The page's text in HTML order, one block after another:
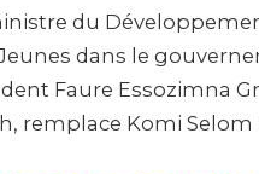
du
dans le
Faure Essozimna
remplace Komi Selom